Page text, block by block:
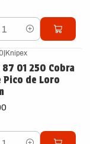
|Knipex
01 250 Cobra
de Loro